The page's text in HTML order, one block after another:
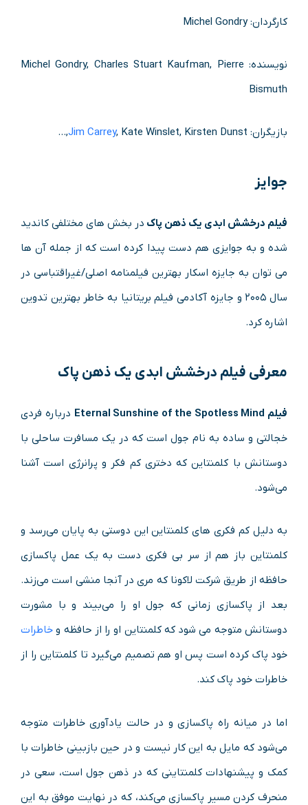
کارگردان: Michel Gondry
نویسنده: Michel Gondry, Charles Stuart Kaufman, Pierre
Bismuth
بازیگران: Jim Carrey, Kate Winslet, Kirsten Dunst,…
جوایز
فیلم درخشش ابدی یک ذهن پاک در بخش های مختلفی کاندید
شده و به جوایزی هم دست پیدا کرده است که از جمله آن ها
می توان به جایزه اسکار بهترین فیلمنامه اصلی/غیراقتباسی در
سال ۲۰۰۵ و جایزه آکادمی فیلم بریتانیا به خاطر بهترین تدوین
اشاره کرد.
معرفی فیلم درخشش ابدی یک ذهن پاک
فیلم Eternal Sunshine of the Spotless Mind
درباره فردی
خجالتی و ساده به نام جول است که در یک مسافرت ساحلی با
دوستانش با کلمنتاین که دختری کم فکر و پرانرژی است آشنا
می‌شود.
به دلیل کم فکری های کلمنتاین این دوستی به پایان می‌رسد و
کلمنتاین باز هم از سر بی فکری دست به یک عمل پاکسازی
حافظه از طریق شرکت لاکونا که مری در آنجا منشی است می‌زند.
بعد از پاکسازی زمانی که جول او را می‌بیند و با مشورت
دوستانش متوجه می شود که کلمنتاین او را از حافظه و خاطرات
خود پاک کرده است پس او هم تصمیم می‌گیرد تا کلمنتاین را از
خاطرات خود پاک کند.
اما در میانه‌ راه پاکسازی و در حالت یادآوری خاطرات متوجه
می‌شود که مایل به این کار نیست و در حین بازبینی خاطرات با
کمک و پیشنهادات کلمنتاینی که در ذهن جول است، سعی در
منحرف کردن مسیر پاکسازی می‌کند، که در نهایت موفق به این